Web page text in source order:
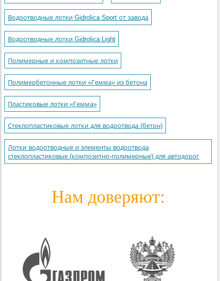
Водоотводные лотки Gidrolica Sport от завода
Водоотводные лотки Gidrolica Light
Полимерные и композитные лотки
Полимербетонные лотки «Гемма» из бетона
Пластиковые лотки «Гемма»
Стеклопластиковые лотки для водоотвода (бетон)
Лотки водоотводные и элементы водоотвода
стеклопластиковые (композитно-полимерные) для автодорог
Нам доверяют: